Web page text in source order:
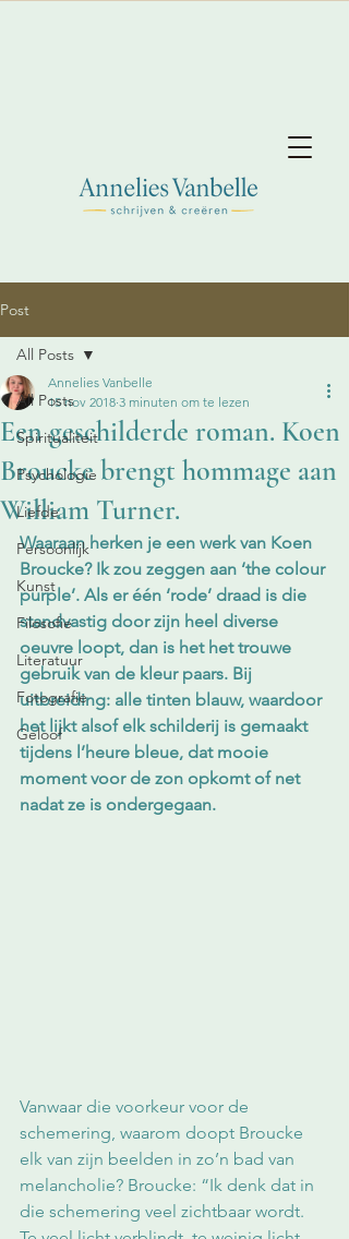
Post
All Posts
Spiritualiteit
Psychologie
Liefde
Persoonlijk
Kunst
Filosofie
Literatuur
Fotografie
Geloof
All Posts
Een geschilderde roman. Koen
Broucke brengt hommage aan
William Turner.
Annelies Vanbelle
15 nov 2018 3 minuten om te lezen
Waaraan herken je een werk van Koen
Broucke? Ik zou zeggen aan ‘the colour
purple’. Als er één ‘rode’ draad is die
standvastig door zijn heel diverse
oeuvre loopt, dan is het het trouwe
gebruik van de kleur paars. Bij
uitbreiding: alle tinten blauw, waardoor
het lijkt alsof elk schilderij is gemaakt
tijdens l’heure bleue, dat mooie
moment voor de zon opkomt of net
nadat ze is ondergegaan.
Vanwaar die voorkeur voor de
schemering, waarom doopt Broucke
elk van zijn beelden in zo’n bad van
melancholie? Broucke: “Ik denk dat in
die schemering veel zichtbaar wordt.